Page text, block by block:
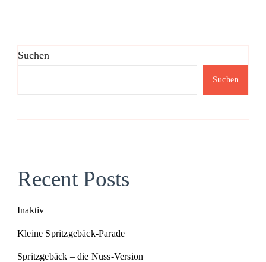
Suchen
Suchen
Recent Posts
Inaktiv
Kleine Spritzgebäck-Parade
Spritzgebäck – die Nuss-Version